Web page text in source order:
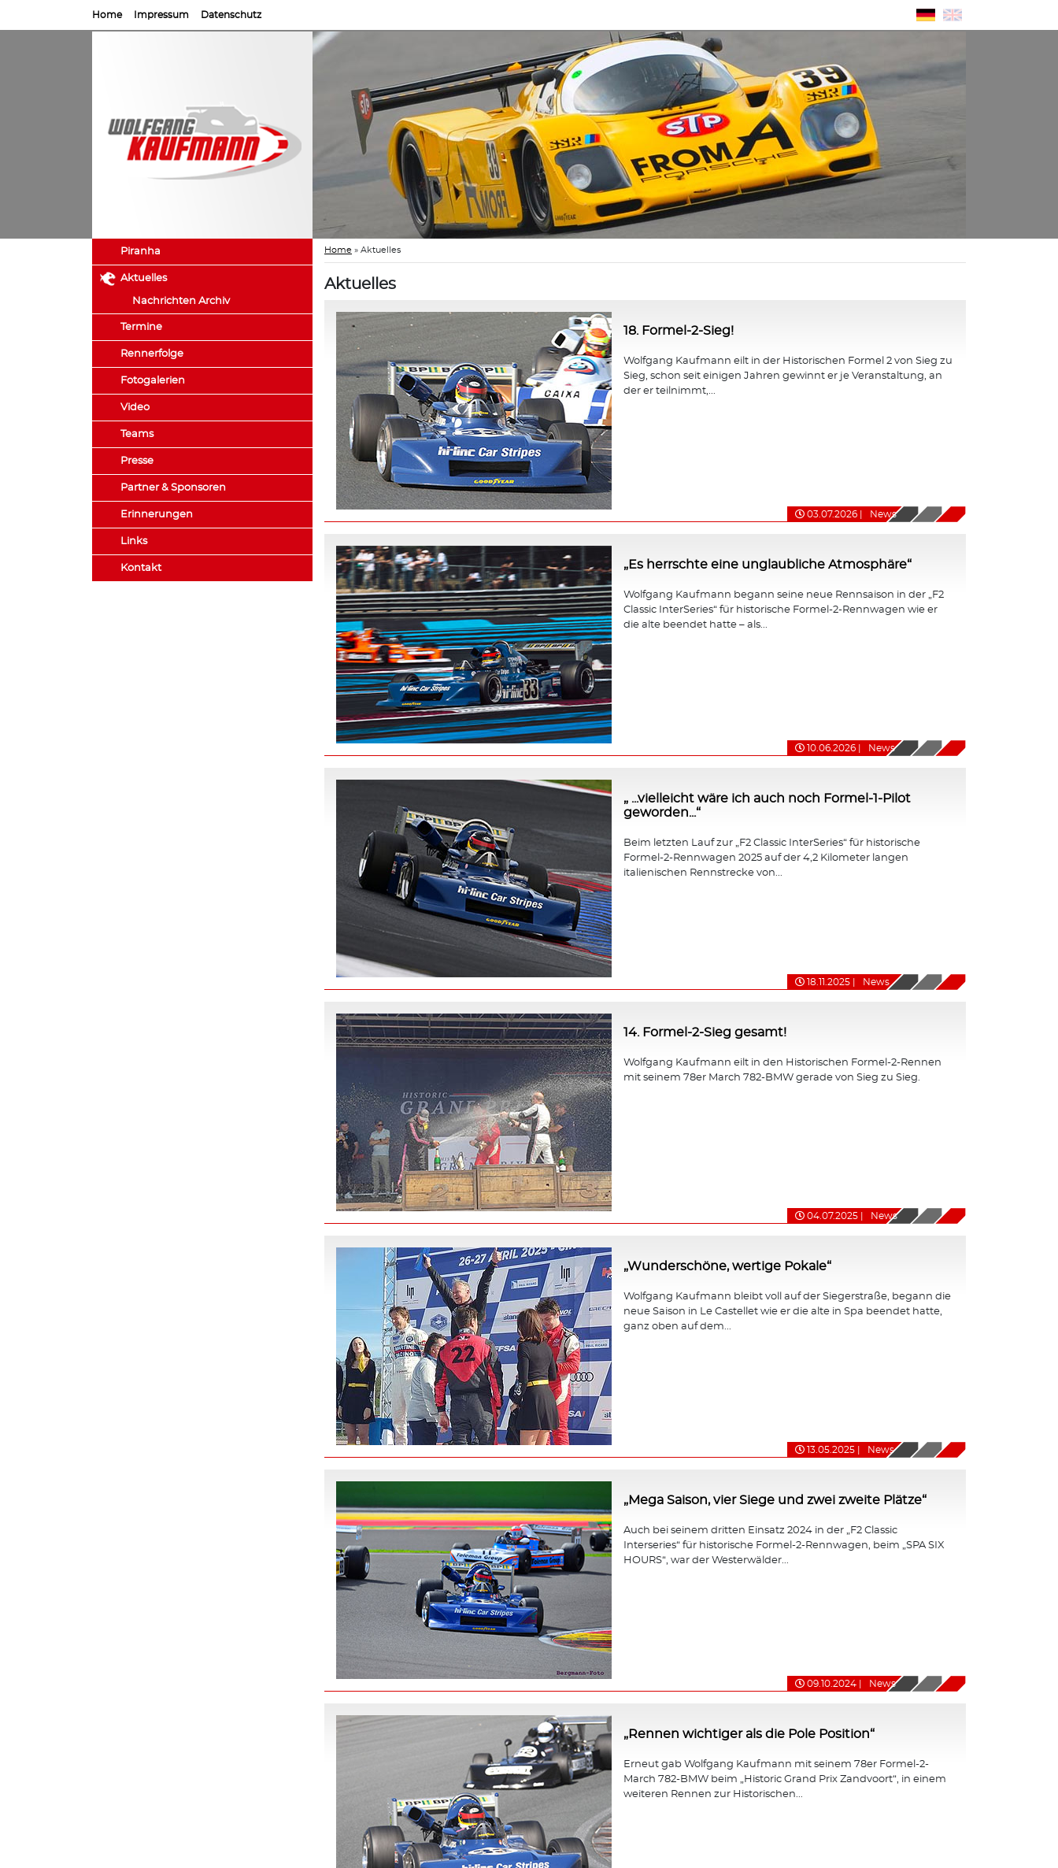
Home Impressum Datenschutz
Piranha
Aktuelles
Nachrichten Archiv
Termine
Rennerfolge
Fotogalerien
Video
Teams
Presse
Partner & Sponsoren
Erinnerungen
Links
Kontakt
Home » Aktuelles
Aktuelles
18. Formel-2-Sieg!
Wolfgang Kaufmann eilt in der Historischen Formel 2 von Sieg zu
Sieg, schon seit einigen Jahren gewinnt er je Veranstaltung, an
der er teilnimmt,...
03.07.2026 News
„Es herrschte eine unglaubliche Atmosphäre“
Wolfgang Kaufmann begann seine neue Rennsaison in der „F2
Classic InterSeries“ für historische Formel-2-Rennwagen wie er
die alte beendet hatte – als...
10.06.2026 News
„ ...vielleicht wäre ich auch noch Formel-1-Pilot
geworden...“
Beim letzten Lauf zur „F2 Classic InterSeries“ für historische
Formel-2-Rennwagen 2025 auf der 4,2 Kilometer langen
italienischen Rennstrecke von...
18.11.2025 News
14. Formel-2-Sieg gesamt!
Wolfgang Kaufmann eilt in den Historischen Formel-2-Rennen
mit seinem 78er March 782-BMW gerade von Sieg zu Sieg.
04.07.2025 News
„Wunderschöne, wertige Pokale“
Wolfgang Kaufmann bleibt voll auf der Siegerstraße, begann die
neue Saison in Le Castellet wie er die alte in Spa beendet hatte,
ganz oben auf dem...
13.05.2025 News
„Mega Saison, vier Siege und zwei zweite Plätze“
Auch bei seinem dritten Einsatz 2024 in der „F2 Classic
Interseries“ für historische Formel-2-Rennwagen, beim „SPA SIX
HOURS“, war der Westerwälder...
09.10.2024 News
„Rennen wichtiger als die Pole Position“
Erneut gab Wolfgang Kaufmann mit seinem 78er Formel-2-
March 782-BMW beim „Historic Grand Prix Zandvoort“, in einem
weiteren Rennen zur Historischen...